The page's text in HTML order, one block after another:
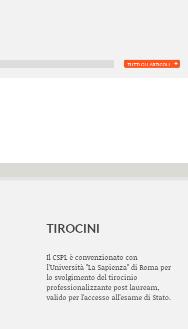
TUTTI GLI ARTICOLI
TIROCINI
Il CSPL è convenzionato con
l’Università "La Sapienza" di Roma per
lo svolgimento del tirocinio
professionalizzante post lauream,
valido per l'accesso all'esame di Stato.